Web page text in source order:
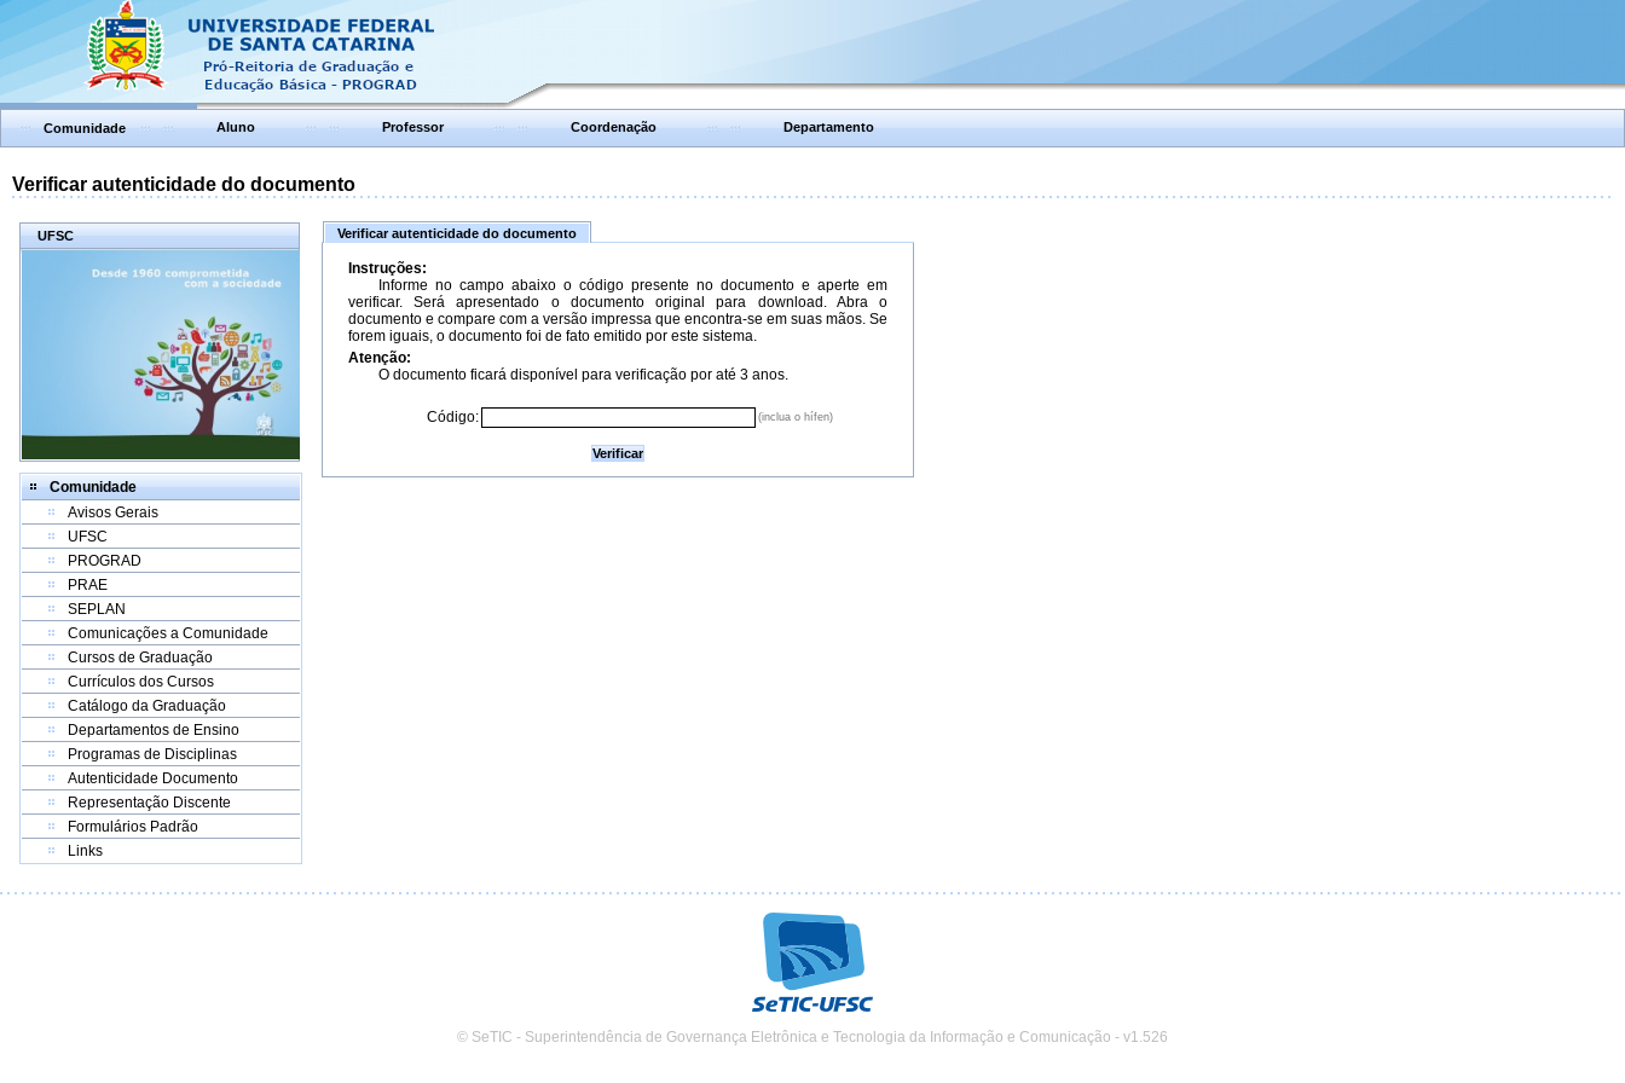
Comunidade Aluno Professor Coordenação Departamento
Verificar autenticidade do documento
UFSC
Comunidade
Avisos Gerais
UFSC
PROGRAD
PRAE
SEPLAN
Comunicações a Comunidade
Cursos de Graduação
Currículos dos Cursos
Catálogo da Graduação
Departamentos de Ensino
Programas de Disciplinas
Autenticidade Documento
Representação Discente
Formulários Padrão
Links
Verificar autenticidade do documento
Instruções:
Informe no campo abaixo o código presente no documento e aperte em
verificar. Será apresentado o documento original para download. Abra o
documento e compare com a versão impressa que encontra-se em suas mãos. Se
forem iguais, o documento foi de fato emitido por este sistema.
Atenção:
O documento ficará disponível para verificação por até 3 anos.
Código: (inclua o hífen)
© SeTIC - Superintendência de Governança Eletrônica e Tecnologia da Informação e Comunicação - v1.526